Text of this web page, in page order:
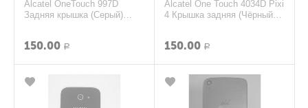
Alcatel OneTouch 997D
Задняя крышка (Серый)
150.00 Р
Alcatel One Touch 4034D Pixi
4 Крышка задняя (Чёрный)
150.00 Р